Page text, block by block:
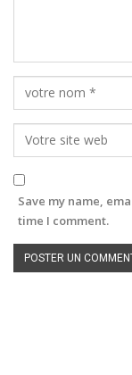
Save my name,
time I comment.